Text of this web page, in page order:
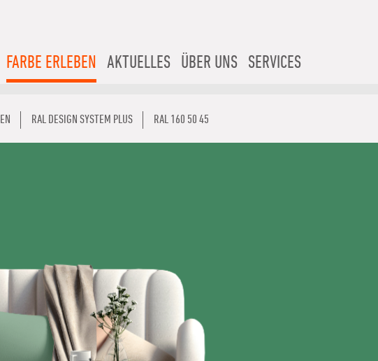
FARBE ERLEBEN AKTUELLES ÜBER UNS SERVICES
RAL DESIGN SYSTEM PLUS RAL 160 50 45